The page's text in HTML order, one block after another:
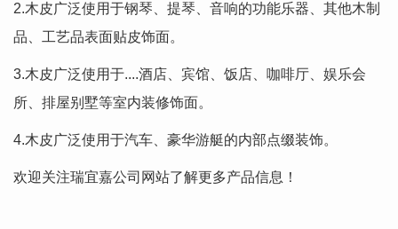
2.木皮广泛使用于钢琴、提琴、音响的功能乐器、其他木制
品、工艺品表面贴皮饰面。
3.木皮广泛使用于....酒店、宾馆、饭店、咖啡厅、娱乐会
所、排屋别墅等室内装修饰面。
4.木皮广泛使用于汽车、豪华游艇的内部点缀装饰。
欢迎关注瑞宜嘉公司网站了解更多产品信息！